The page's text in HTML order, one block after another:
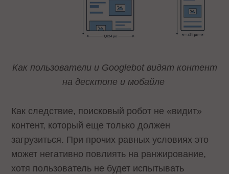
Как пользователи и Googlebot видят контент
на десктопе и мобайле
Как следствие, поисковый робот не «видит»
контент, который еще только должен
загрузиться. При прочих равных условиях это
может негативно повлиять на ранжирование,
хотя пользователь не будет испытывать